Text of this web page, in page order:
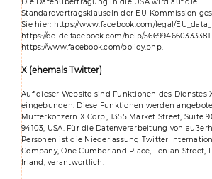
Standardvertragsklauseln der EU-Kommission
Sie hier: https://www.facebook.com/legal/
https://de-de.facebook.com/help/566994660333381
https://www.facebook.com/policy.php.
X (ehemals Twitter)
Auf dieser Website sind Funktionen des Dienstes
eingebunden. Diese Funktionen werden
Mutterkonzern X Corp., 1355 Market Street, Suite
94103, USA. Für die Datenverarbeitung von
Personen ist die Niederlassung Twitter
Company, One Cumberland Place, Fenian Street,
Irland, verantwortlich.